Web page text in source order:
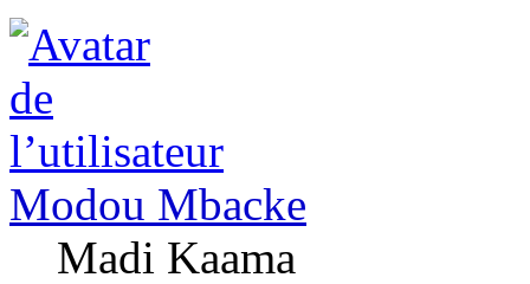
Modou Mbacke
Madi Kaama